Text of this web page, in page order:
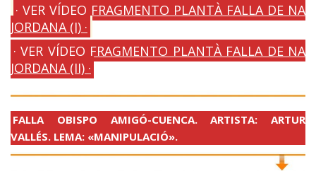
· VER VÍDEO FRAGMENTO PLANTÀ FALLA DE NA
JORDANA (I) ·
· VER VÍDEO FRAGMENTO PLANTÀ FALLA DE NA
JORDANA (II) ·
FALLA OBISPO AMIGÓ-CUENCA. ARTISTA: ARTUR
VALLÉS. LEMA: «MANIPULACIÓ».